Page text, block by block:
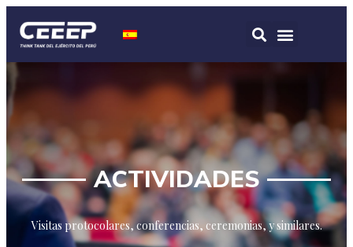
ACTIVIDADES
Visitas protocolares, conferencias, ceremonias, y similares.